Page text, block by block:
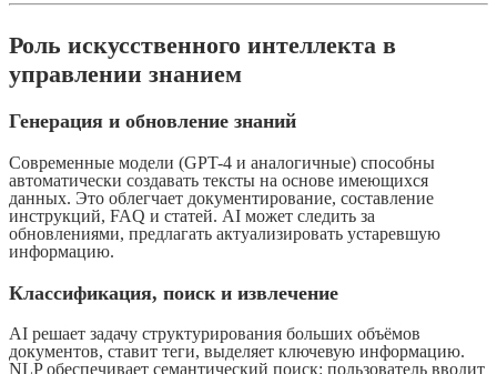
Роль искусственного интеллекта в
управлении знанием
Генерация и обновление знаний
Современные модели (GPT-4 и аналогичные) способны
автоматически создавать тексты на основе имеющихся
данных. Это облегчает документирование, составление
инструкций, FAQ и статей. AI может следить за
обновлениями, предлагать актуализировать устаревшую
информацию.
Классификация, поиск и извлечение
AI решает задачу структурирования больших объёмов
документов, ставит теги, выделяет ключевую информацию.
NLP обеспечивает семантический поиск: пользователь вводит